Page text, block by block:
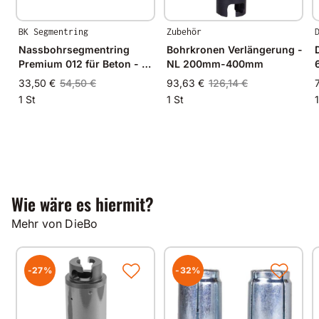
BK Segmentring
Nassbohrsegmentring
Premium 012 für Beton - Ø
35mm - 35/30mm
33,50 € 54,50 €
1 St
Zubehör
Bohrkronen Verlängerung -
NL 200mm-400mm
93,63 € 126,14 €
1 St
Wie wäre es hiermit?
Mehr von DieBo
-27% -32%